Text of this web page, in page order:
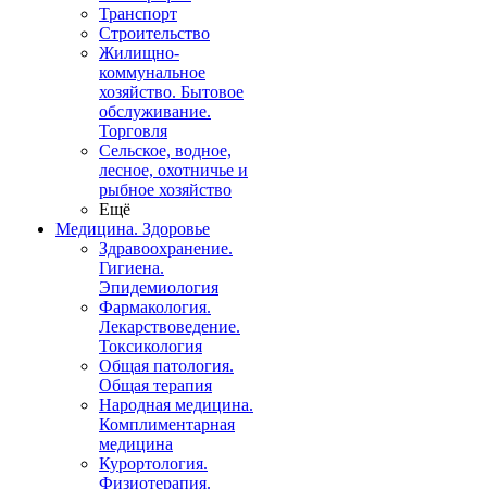
Транспорт
Строительство
Жилищно-
коммунальное
хозяйство. Бытовое
обслуживание.
Торговля
Сельское, водное,
лесное, охотничье и
рыбное хозяйство
Ещё
Медицина. Здоровье
Здравоохранение.
Гигиена.
Эпидемиология
Фармакология.
Лекарствоведение.
Токсикология
Общая патология.
Общая терапия
Народная медицина.
Комплиментарная
медицина
Курортология.
Физиотерапия.